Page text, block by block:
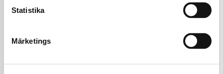
Statistika
Mārketings